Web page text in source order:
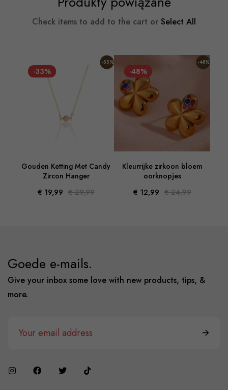
Check items to add to the cart or Select All
-33%
-33%
Gouden Ketting Met Candy
Zircon Hanger
€ 19,99 € 29,99
-48%
-48%
Kleurrijke zirkoon bloem
oorknopjes
€ 12,99 € 24,99
Goede e-mails.
Give your inbox some love with new products, tips, &
more.